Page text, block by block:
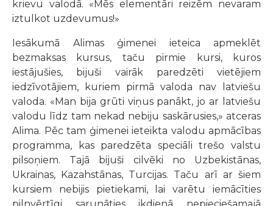
krievu valodā. «Mēs elementāri reizēm nevaram
iztulkot uzdevumus!»
Iesākumā Alimas ģimenei ieteica apmeklēt
bezmaksas kursus, taču pirmie kursi, kuros
iestājušies, bijuši vairāk paredzēti vietējiem
iedzīvotājiem, kuriem pirmā valoda nav latviešu
valoda. «Man bija grūti viņus panākt, jo ar latviešu
valodu līdz tam nekad nebiju saskārusies,» atceras
Alima. Pēc tam ģimenei ieteikta valodu apmācības
programma, kas paredzēta speciāli trešo valstu
pilsoņiem. Tajā bijuši cilvēki no Uzbekistānas,
Ukrainas, Kazahstānas, Turcijas. Taču arī ar šiem
kursiem nebijis pietiekami, lai varētu iemācīties